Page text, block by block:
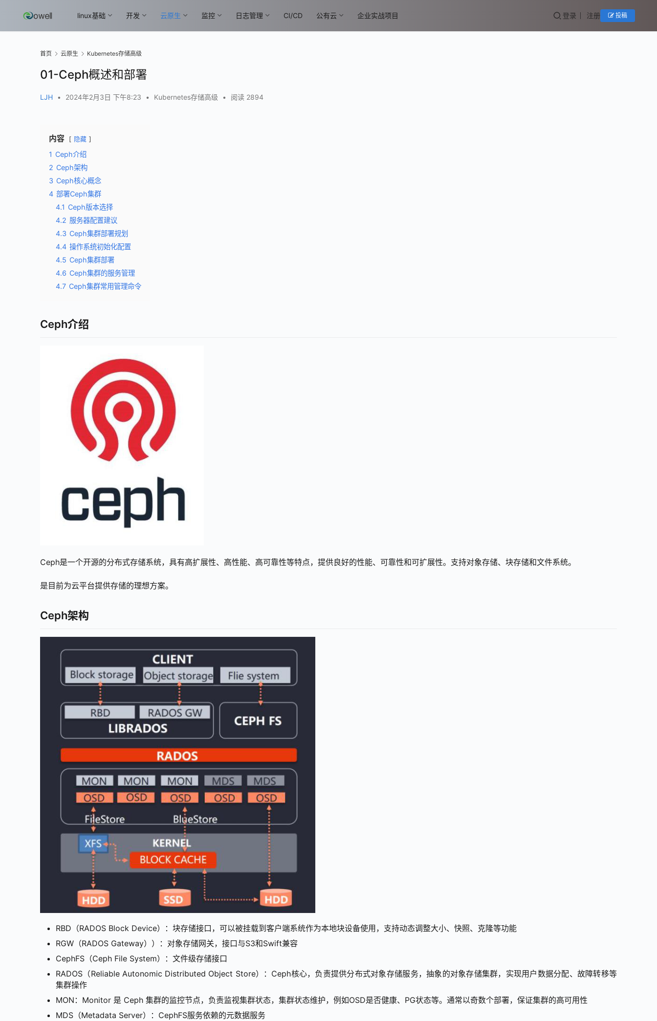
linux基础 开发 云原生 监控 日志管理 CI/CD 公有云 企业实战项目 登录 注册 投稿
首页 云原生 Kubernetes存储高级
01-Ceph概述和部署
LJH • 2024年2月3日 下午8:23 • Kubernetes存储高级 • 阅读 2894
内容 隐藏
1 Ceph介绍
2 Ceph架构
3 Ceph核心概念
4 部署Ceph集群
4.1 Ceph版本选择
4.2 服务器配置建议
4.3 Ceph集群部署规划
4.4 操作系统初始化配置
4.5 Ceph集群部署
4.6 Ceph集群的服务管理
4.7 Ceph集群常用管理命令
Ceph介绍
Ceph是一个开源的分布式存储系统，具有高扩展性、高性能、高可靠性等特点，提供良好的性能、可靠性和可扩展性。支持对象存储、块存储和文件系统。
是目前为云平台提供存储的理想方案。
Ceph架构
RBD（RADOS Block Device）：块存储接口，可以被挂载到客户端系统作为本地块设备使用，支持动态调整大小、快照、克隆等功能
RGW（RADOS Gateway））：对象存储网关，接口与S3和Swift兼容
CephFS（Ceph File System）：文件级存储接口
RADOS（Reliable Autonomic Distributed Object Store）：Ceph核心，负责提供分布式对象存储服务，抽象的对象存储集群，实现用户数据分配、故障转移等
集群操作
MON：Monitor 是 Ceph 集群的监控节点，负责监视集群状态，集群状态维护，例如OSD是否健康、PG状态等。通常以奇数个部署，保证集群的高可用性
MDS（Metadata Server）：CephFS服务依赖的元数据服务